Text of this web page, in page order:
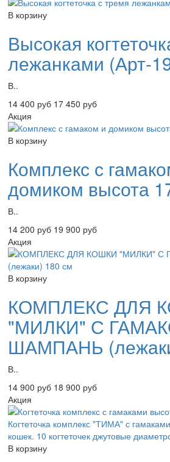
В корзину
Высокая
лежанками (Арт-
В..
14 400 руб 17 450 руб
Акция
В корзину
Комплекс с
домиком высота
В..
14 200 руб 19 900 руб
Акция
В корзину
КОМПЛЕКС ДЛЯ
"МИЛКИ" С
ШАМПАНЬ
В..
14 900 руб 18 900 руб
Акция
В корзину